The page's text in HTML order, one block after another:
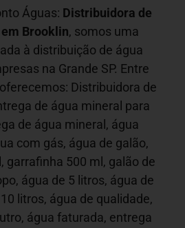
Águas: Distribuidora de
Brooklin, somos uma
à distribuição de água
na Grande SP. Entre
Distribuidora de
de água mineral para
de água mineral, água
com gás, água de galão,
garrafinha 500 ml, galão de
água de 5 litros, água de
litros, água de qualidade,
água faturada, entrega